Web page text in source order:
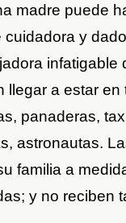
madre puede
y
infatigable
llegar a estar
panaderas,
astronautas.
familia a
y no reciben